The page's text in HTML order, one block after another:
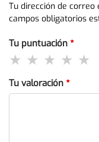
Tu dirección de correo
campos obligatorios
Tu puntuación *
Tu valoración *